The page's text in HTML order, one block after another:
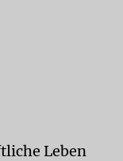
Leben